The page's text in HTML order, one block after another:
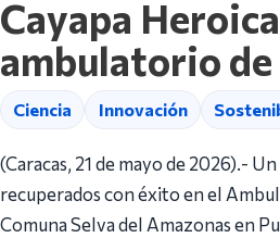
Cayapa
ambulatorio de
Ciencia Innovación
(Caracas, 21 de mayo de 2026).-
recuperados con éxito en el
Comuna Selva del Amazonas en